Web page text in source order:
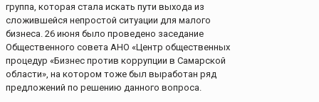
группа, которая стала искать пути выхода из
сложившейся непростой ситуации для малого
бизнеса. 26 июня было проведено заседание
Общественного совета АНО «Центр общественных
процедур «Бизнес против коррупции в Самарской
области», на котором тоже был выработан ряд
предложений по решению данного вопроса.